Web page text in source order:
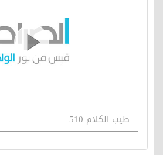
طيب الكلام 510